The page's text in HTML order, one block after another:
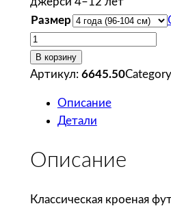
Размер
К
о
л
т
о
В корзину
Артикул: 6645.50
Описание
Детали
Описание
Классическая кроеная